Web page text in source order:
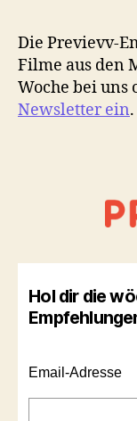
Die Previevv-
Filme aus den
Woche bei uns
Newsletter ein.
Hol dir die
Email-Adresse